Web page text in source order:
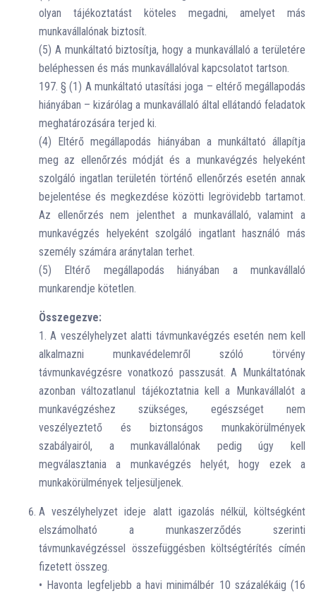
olyan tájékoztatást köteles megadni, amelyet más
munkavállalónak biztosít.
(5) A munkáltató biztosítja, hogy a munkavállaló a területére
beléphessen és más munkavállalóval kapcsolatot tartson.
197. § (1) A munkáltató utasítási joga – eltérő megállapodás
hiányában – kizárólag a munkavállaló által ellátandó feladatok
meghatározására terjed ki.
(4) Eltérő megállapodás hiányában a munkáltató állapítja
meg az ellenőrzés módját és a munkavégzés helyeként
szolgáló ingatlan területén történő ellenőrzés esetén annak
bejelentése és megkezdése közötti legrövidebb tartamot.
Az ellenőrzés nem jelenthet a munkavállaló, valamint a
munkavégzés helyeként szolgáló ingatlant használó más
személy számára aránytalan terhet.
(5) Eltérő megállapodás hiányában a munkavállaló
munkarendje kötetlen.
Összegezve:
1. A veszélyhelyzet alatti távmunkavégzés esetén nem kell
alkalmazni munkavédelemről szóló törvény
távmunkavégzésre vonatkozó passzusát. A Munkáltatónak
azonban változatlanul tájékoztatnia kell a Munkavállalót a
munkavégzéshez szükséges, egészséget nem
veszélyeztető és biztonságos munkakörülmények
szabályairól, a munkavállalónak pedig úgy kell
megválasztania a munkavégzés helyét, hogy ezek a
munkakörülmények teljesüljenek.
A veszélyhelyzet ideje alatt igazolás nélkül, költségként
elszámolható a munkaszerződés szerinti
távmunkavégzéssel összefüggésben költségtérítés címén
fizetett összeg.
• Havonta legfeljebb a havi minimálbér 10 százalékáig (16